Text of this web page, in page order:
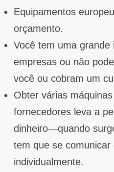
Equipamentos
orçamento.
Você tem uma grande
empresas ou não
você ou cobram um
Obter várias
fornecedores leva a
dinheiro—quando
tem que se comunicar
individualmente.